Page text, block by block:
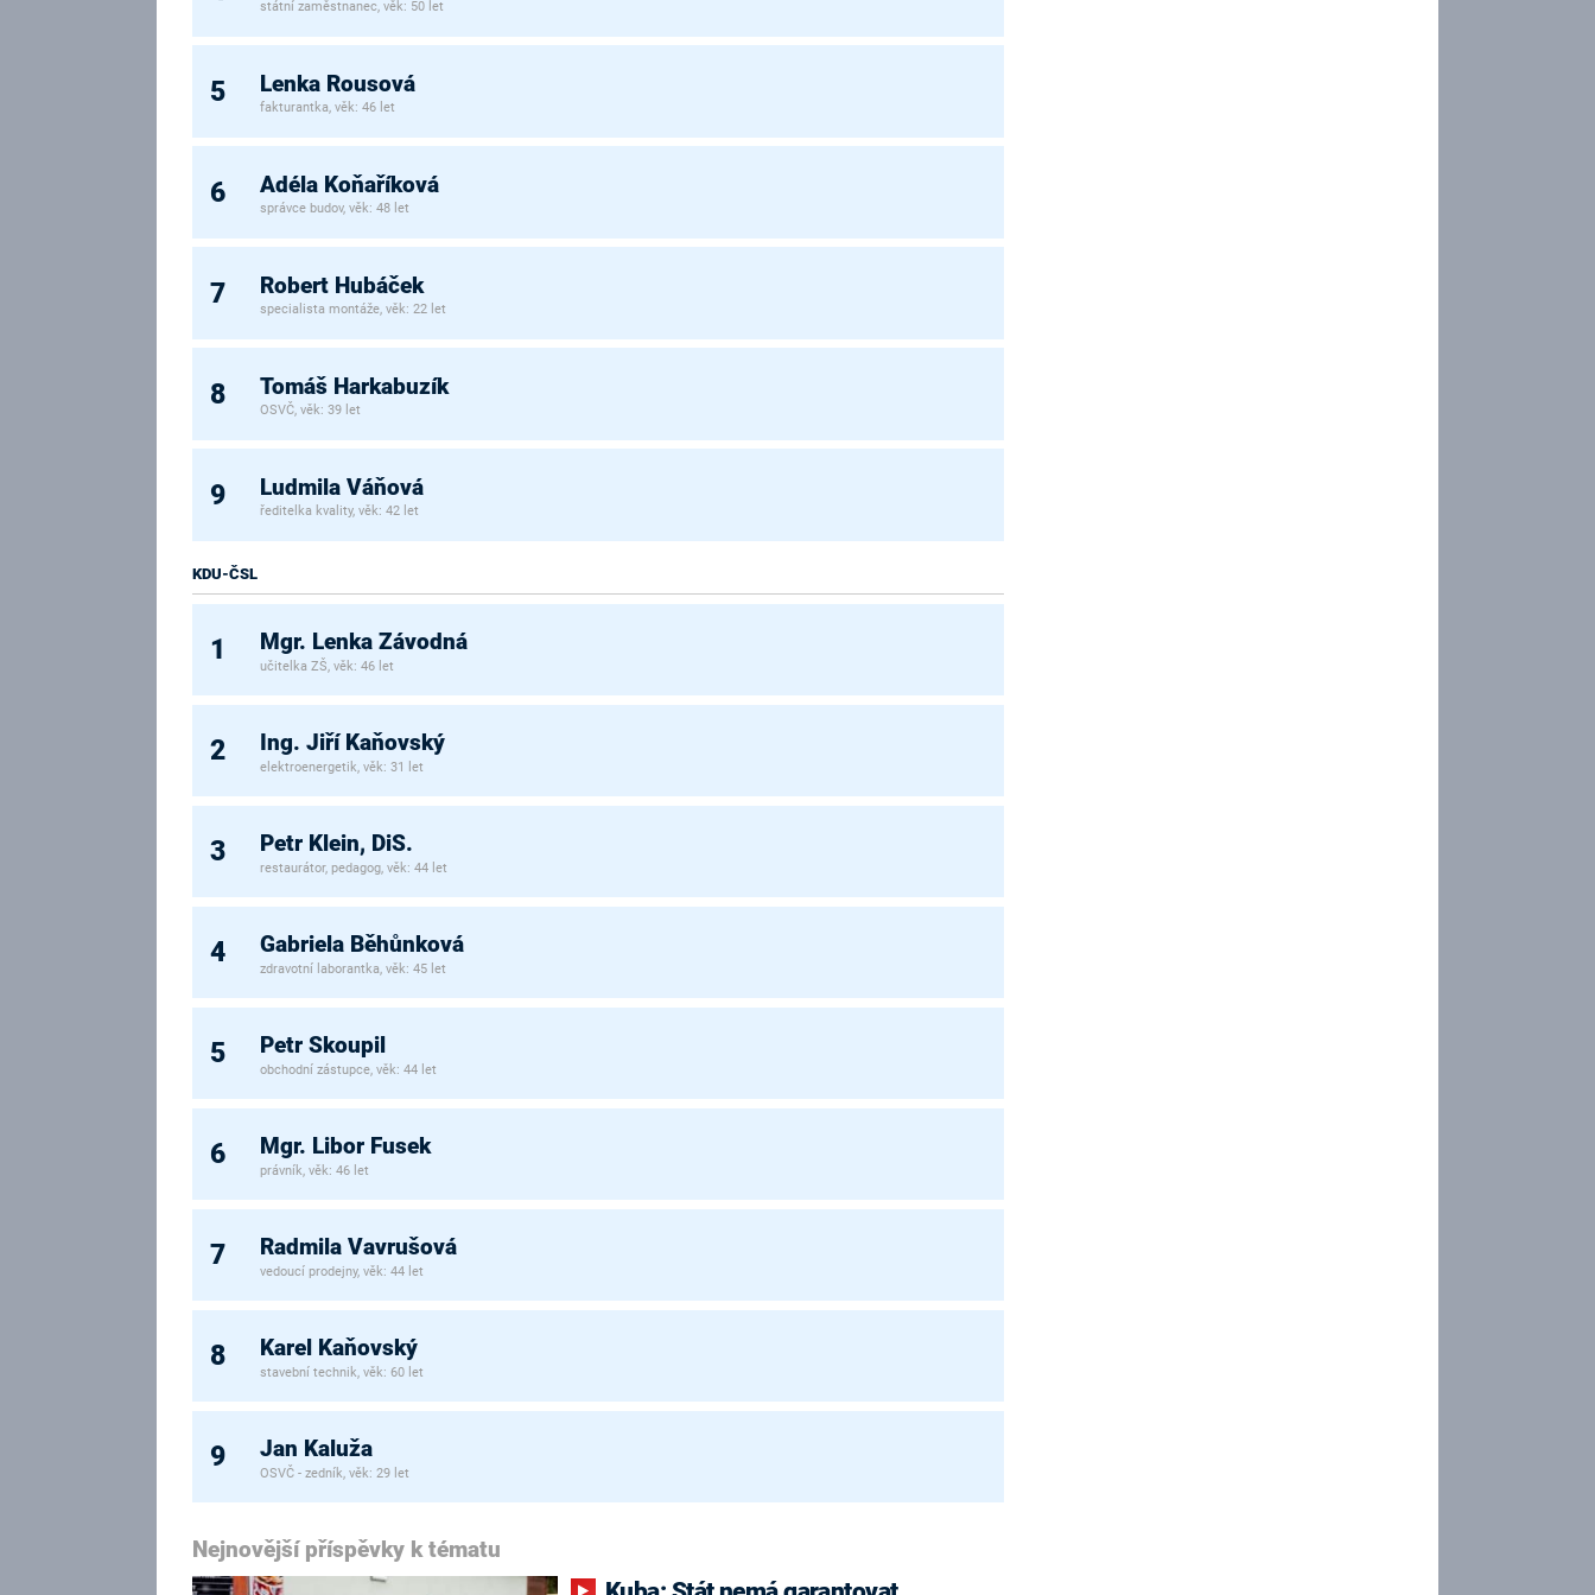
státní zaměstnanec, věk: 50 let
5 Lenka Rousová
fakturantka, věk: 46 let
6 Adéla Koňaříková
správce budov, věk: 48 let
7 Robert Hubáček
specialista montáže, věk: 22 let
8 Tomáš Harkabuzík
OSVČ, věk: 39 let
9 Ludmila Váňová
ředitelka kvality, věk: 42 let
KDU-ČSL
1 Mgr. Lenka Závodná
učitelka ZŠ, věk: 46 let
2 Ing. Jiří Kaňovský
elektroenergetik, věk: 31 let
3 Petr Klein, DiS.
restaurátor, pedagog, věk: 44 let
4 Gabriela Běhůnková
zdravotní laborantka, věk: 45 let
5 Petr Skoupil
obchodní zástupce, věk: 44 let
6 Mgr. Libor Fusek
právník, věk: 46 let
7 Radmila Vavrušová
vedoucí prodejny, věk: 44 let
8 Karel Kaňovský
stavební technik, věk: 60 let
9 Jan Kaluža
OSVČ - zedník, věk: 29 let
Nejnovější příspěvky k tématu